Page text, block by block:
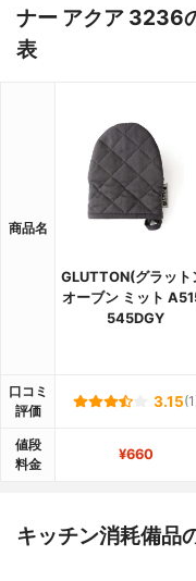
ナー アクア 3236
表
商品名
GLUTTON(グラット
オーブン ミット
545DGY
口コミ
評価
3.15
値段
料金
¥660
キッチン消耗備品